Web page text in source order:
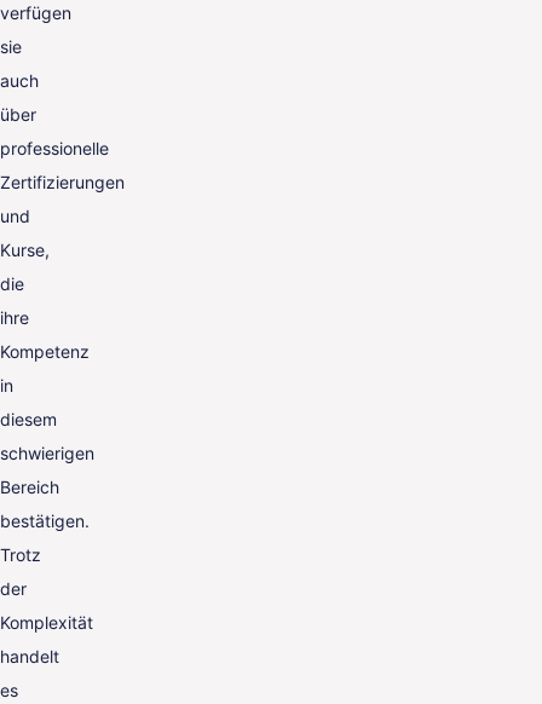
verfügen
sie
auch
über
professionelle
Zertifizierungen
und
Kurse,
die
ihre
Kompetenz
in
diesem
schwierigen
Bereich
bestätigen.
Trotz
der
Komplexität
handelt
es